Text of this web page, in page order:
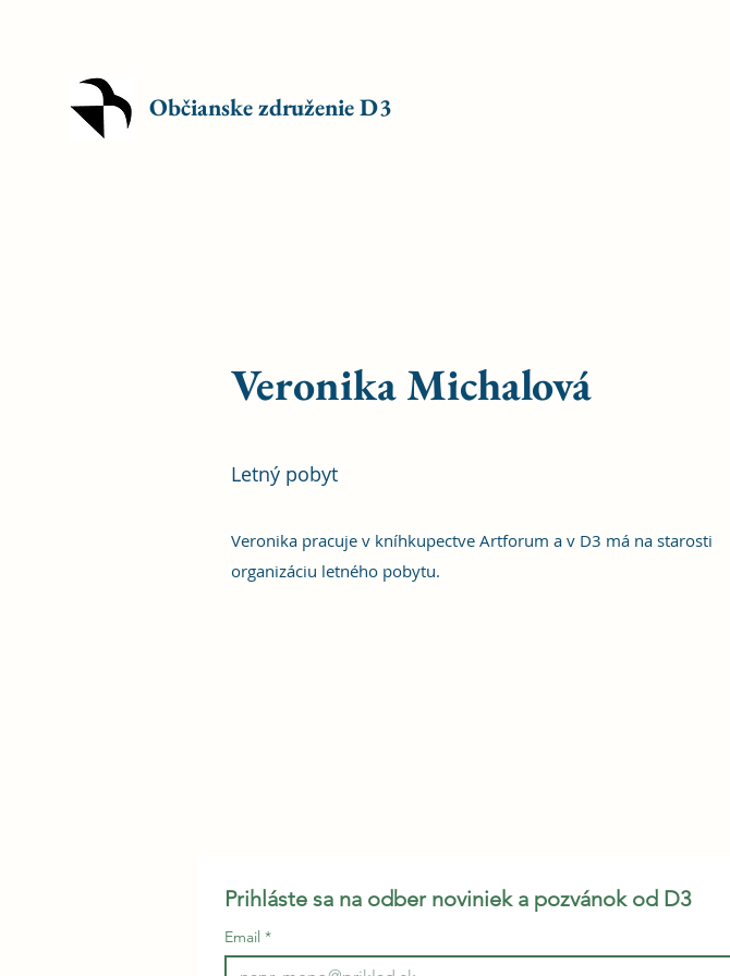
Občianske združenie D3
Veronika Michalová
Letný pobyt
Veronika pracuje v kníhkupectve Artforum a v D3 má na starosti
organizáciu letného pobytu.
Prihláste sa na odber noviniek a pozvánok od D3
Email *